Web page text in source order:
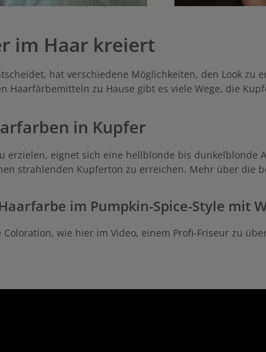
im Haar kreiert
hat verschiedene Möglichkeiten, den Look
Haarfärbemitteln zu Hause gibt es viele Wege, die
in Kupfer
erzielen, eignet sich eine hellblonde bis
strahlenden Kupferton zu erreichen. Mehr über die
im Pumpkin-Spice-Style mit
wie hier im Video, einem Profi-Friseur zu